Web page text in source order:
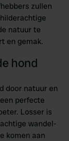
zullen
natuur te
en gemak.
hond
door natuur en
perfecte
Losser is
wandel-
komen aan